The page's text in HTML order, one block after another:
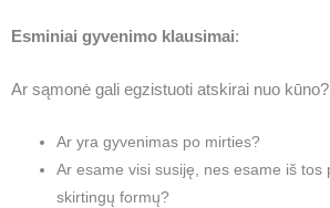
Esminiai gyvenimo klausimai:
Ar sąmonė gali egzistuoti atskirai nuo kūno?
Ar yra gyvenimas po mirties?
Ar esame visi susiję, nes esame iš tos
skirtingų formų?